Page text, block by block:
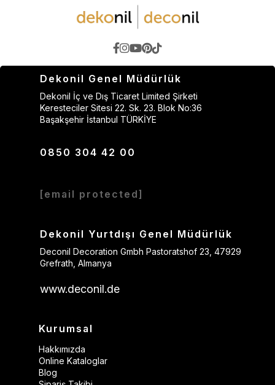
Dekonil Genel Müdürlük
Dekonil İç ve Dış Ticaret Limited Şirketi
Keresteciler Sitesi 22. Sk. 23. Blok No:36
Başakşehir İstanbul TÜRKİYE
0850 304 42 00
[email protected]
Dekonil Yurtdışı Genel Müdürlük
Deconil Decoration Gmbh Pastoratshof 23, 47929
Grefrath, Almanya
www.deconil.de
Kurumsal
Hakkımızda
Online Kataloglar
Blog